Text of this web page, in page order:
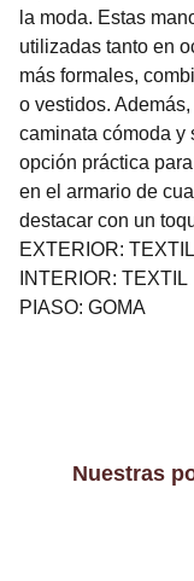
la moda. Estas
utilizadas tanto en
más formales,
o vestidos.
caminata cómoda y
opción práctica
en el armario de
destacar con un
EXTERIOR: TEXTIL
INTERIOR: TEXTIL
PIASO: GOMA
Nuestras